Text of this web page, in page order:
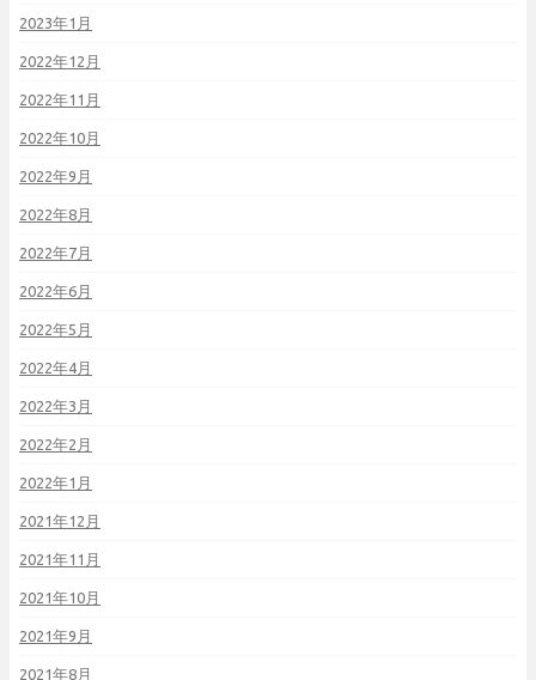
2023年1月
2022年12月
2022年11月
2022年10月
2022年9月
2022年8月
2022年7月
2022年6月
2022年5月
2022年4月
2022年3月
2022年2月
2022年1月
2021年12月
2021年11月
2021年10月
2021年9月
2021年8月